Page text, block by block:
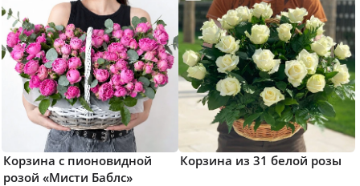
Корзина с пионовидной
розой «Мисти Баблс»
Корзина из 31 белой розы